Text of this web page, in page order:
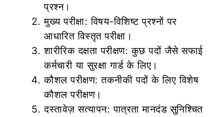
प्रश्न।
मुख्य परीक्षा: विषय-विशिष्ट प्रश्नों पर
आधारित विस्तृत परीक्षा।
शारीरिक दक्षता परीक्षण: कुछ पदों जैसे सफाई
कर्मचारी या सुरक्षा गार्ड के लिए।
कौशल परीक्षण: तकनीकी पदों के लिए विशेष
कौशल परीक्षण।
दस्तावेज़ सत्यापन: पात्रता मानदंड सुनिश्चित